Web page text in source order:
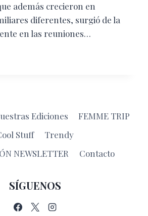
además crecieron en
diferentes, surgió de la
en las reuniones…
Ediciones
FEMME TRIP
Stuff
Trendy
NEWSLETTER
Contacto
SÍGUENOS